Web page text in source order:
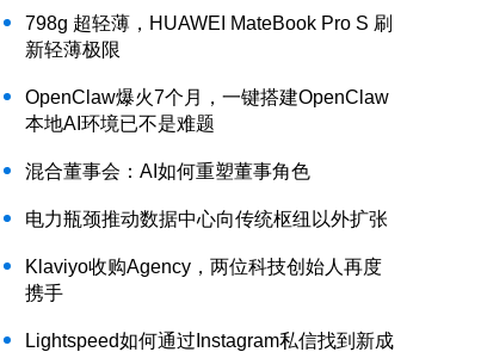
798g 超轻薄，HUAWEI MateBook Pro S 刷
新轻薄极限
OpenClaw爆火7个月，一键搭建OpenClaw
本地AI环境已不是难题
混合董事会：AI如何重塑董事角色
电力瓶颈推动数据中心向传统枢纽以外扩张
Klaviyo收购Agency，两位科技创始人再度
携手
Lightspeed如何通过Instagram私信找到新成